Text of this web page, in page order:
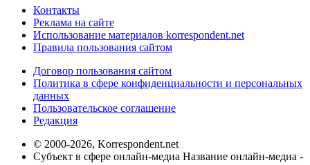
Контакты
Реклама на сайте
Использование материалов korrespondent.net
Правила пользования сайтом
Договор пользования сайтом
Политика в сфере конфиденциальности и персональных
данных
Пользовательское соглашение
Редакция
© 2000-2026, Korrespondent.net
Субъект в сфере онлайн-медиа Название онлайн-медиа -